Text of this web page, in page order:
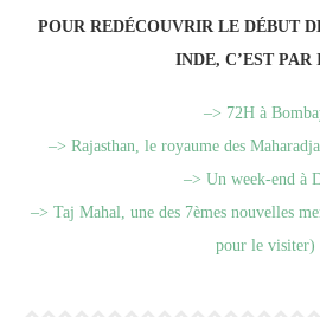
POUR REDÉCOUVRIR LE DÉBUT
INDE, C’EST PAR
–> 72H à
–> Rajasthan, le royaume des
–> Un week-end à
–> Taj Mahal, une des 7èmes nouvelles
pour le visiter)